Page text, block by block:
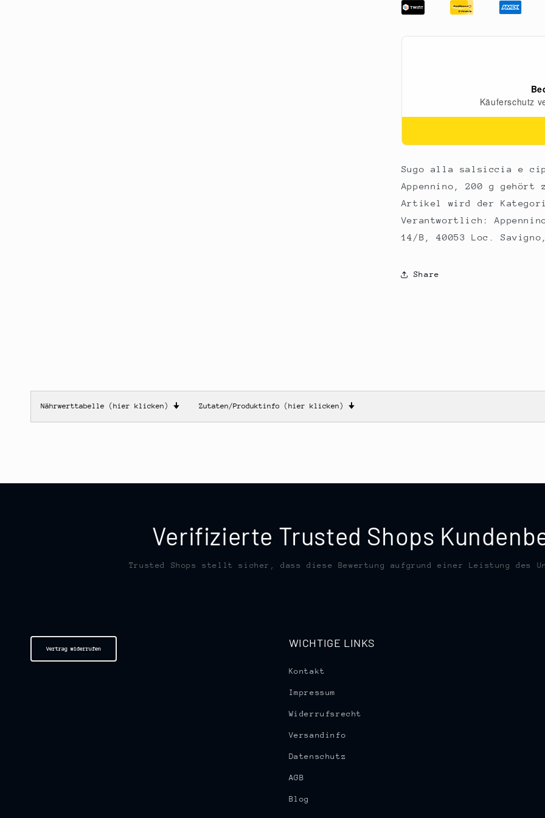
salsiccia
e
g
salsiccia
e
200
g
Sugo alla salsiccia e
Appennino, 200 g gehört
Artikel wird der
Verantwortlich:
14/B, 40053 Loc.
Share
Nährwerttabelle (hier klicken) 🠋 Zutaten/Produktinfo (hier klicken) 🠋
Verifizierte Trusted Shops
Trusted Shops stellt sicher, dass diese Bewertung aufgrund einer Leistung des
Vertrag widerrufen WICHTIGE LINKS
Kontakt
Impressum
Widerrufsrecht
Versandinfo
Datenschutz
AGB
Blog